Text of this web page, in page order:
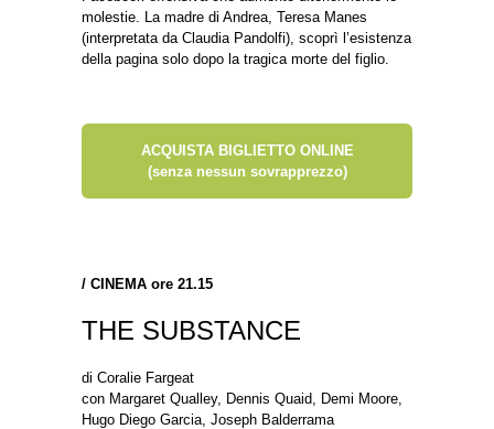
molestie. La madre di Andrea, Teresa Manes
(interpretata da Claudia Pandolfi), scoprì l’esistenza
della pagina solo dopo la tragica morte del figlio.
ACQUISTA BIGLIETTO ONLINE
(senza nessun sovrapprezzo)
/ CINEMA ore 21.15
THE SUBSTANCE
di Coralie Fargeat
con Margaret Qualley, Dennis Quaid, Demi Moore,
Hugo Diego Garcia, Joseph Balderrama